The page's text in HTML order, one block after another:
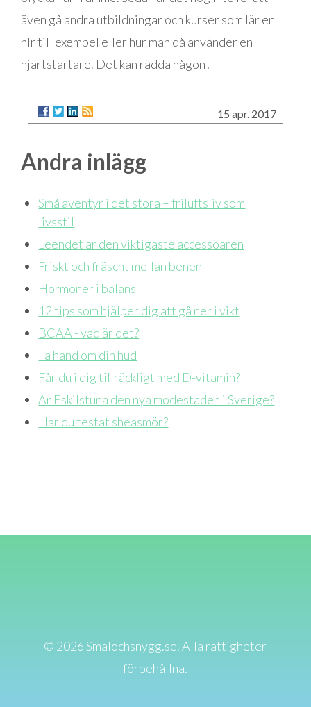
även gå andra utbildningar och kurser som lär en
hlr till exempel eller hur man då använder en
hjärtstartare. Det kan rädda någon!
15 apr. 2017
Andra inlägg
Små äventyr i det stora – friluftsliv som
livsstil
Leendet är den viktigaste accessoaren
Friskt och fräscht mellan benen
Hormoner i balans
12 tips som hjälper dig att gå ner i vikt
BCAA - vad är det?
Ta hand om din hud
Får du i dig tillräckligt med D-vitamin?
Är Eskilstuna den nya modestaden i Sverige?
Har du testat sheasmör?
© 2026 Smalochsnygg.se. Alla rättigheter
förbehållna.